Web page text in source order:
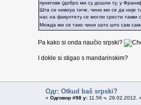
пунктове (добро ми су дошли ту, у
Шта се нивоуа тиче, чини ми се да није
нас на факултету се могли срести
Можда ми се тако чини зато што сам
Pa kako si onda naučio srpski?
I dokle si stigao s mandarinskim?
Одг: Otkud baš srpski?
« Одговор #98 у: 11.56 ч. 29.02.2012.